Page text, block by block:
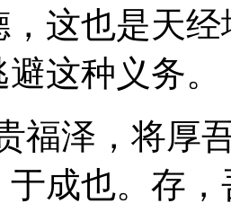
，这也是天
这种义务。
福泽，将厚
于成也。存